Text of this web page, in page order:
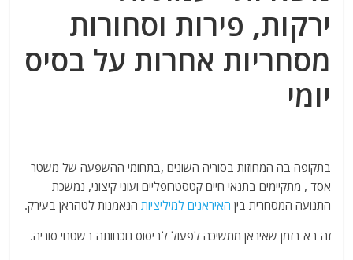
ירקות, פירות וסחורות
מסחריות אחרות על בסיס
יומי
בתקופה בה המחוזות בסוריה השונים ,בתחומי ההשפעה של משטר
אסד , מתקיימים בתנאי חיים קטסטרופליים ועוני קיצוני, נמשכת
התנועה המסחרית בין האיראנים למיליציות הנאמנות לטהראן בעירק.
זה בא בזמן שאיראן ממשיכה לפעול לביסוס נוכחותה בשטחי סוריה.